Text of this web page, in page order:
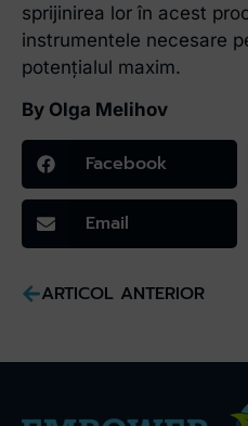
sprijinirea lor în acest
instrumentele necesare
potențialul maxim.
By Olga Melihov
Facebook
Email
ARTICOL ANTERIOR